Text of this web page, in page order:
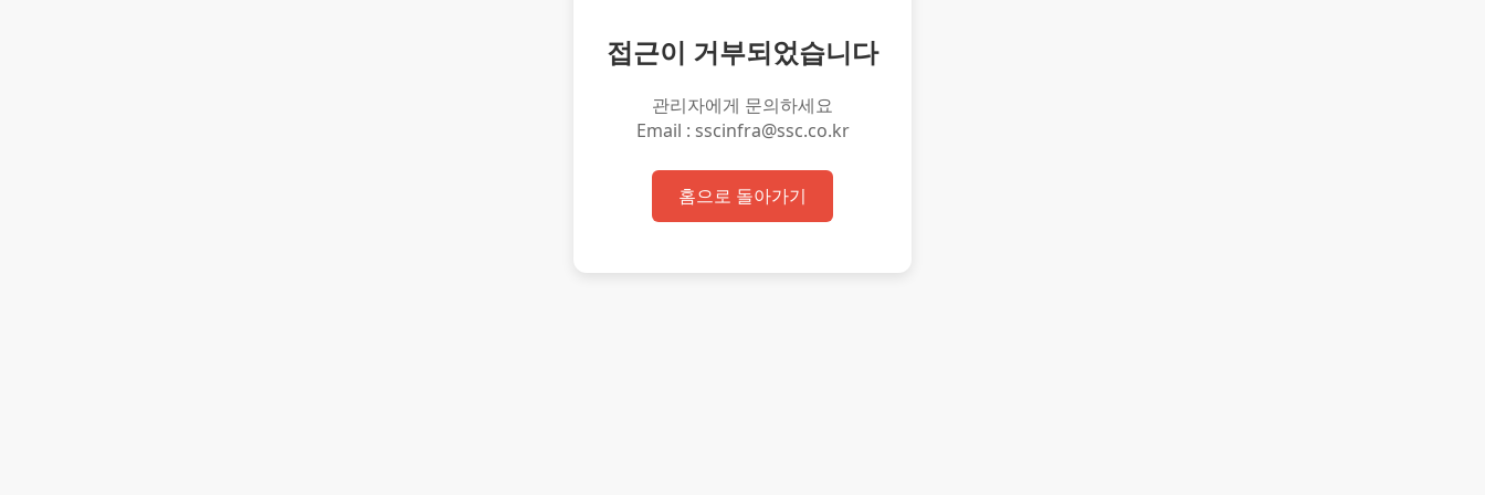
접근이 거부되었습니다
관리자에게 문의하세요
Email : sscinfra@ssc.co.kr
홈으로 돌아가기